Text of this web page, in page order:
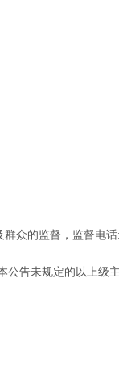
众的监督，监督电
告未规定的以上级